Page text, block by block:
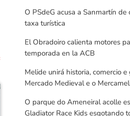
O PSdeG acusa a Sanmartín
taxa turística
El Obradoiro calienta motores
temporada en la ACB
Melide unirá historia, comercio
Mercado Medieval e o
O parque do Ameneiral acolle
Gladiator Race Kids esgotando